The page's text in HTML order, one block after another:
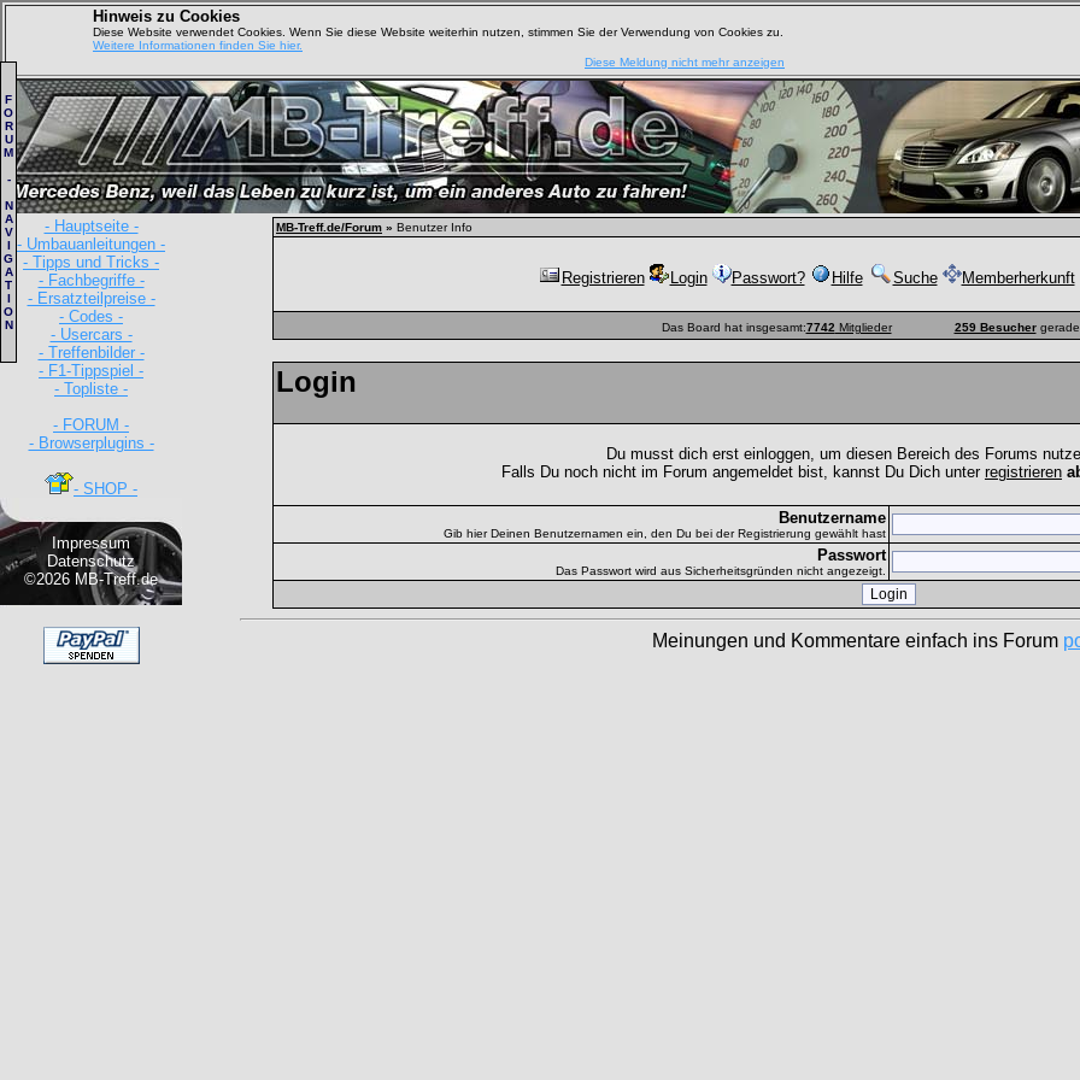
Hinweis zu Cookies
Diese Website verwendet Cookies. Wenn Sie diese Website weiterhin nutzen, stimmen Sie der Verwendung von Cookies zu.
Weitere Informationen finden Sie hier.
Diese Meldung nicht mehr anzeigen
- Hauptseite -
- Umbauanleitungen -
- Tipps und Tricks -
- Fachbegriffe -
- Ersatzteilpreise -
- Codes -
- Usercars -
- Treffenbilder -
- F1-Tippspiel -
- Topliste -
- FORUM -
- Browserplugins -
- SHOP -
Impressum
Datenschutz
©2026 MB-Treff.de
F
O
R
U
M
-
N
A
V
I
G
A
T
I
O
N
MB-Treff.de/Forum » Benutzer Info
Registrieren Login Passwort? Hilfe Suche Memberherkunft
Das Board hat insgesamt:7742 Mitglieder 259 Besuchergerade
Login
Du musst dich erst einloggen, um diesen Bereich des Forums
Falls Du noch nicht im Forum angemeldet bist, kannst Du Dich unter registrieren
Benutzername
Gib hier Deinen Benutzernamen ein, den Du bei der Registrierung gewählt hast
Passwort
Das Passwort wird aus Sicherheitsgründen nicht angezeigt.
Meinungen und Kommentare einfach ins Forum